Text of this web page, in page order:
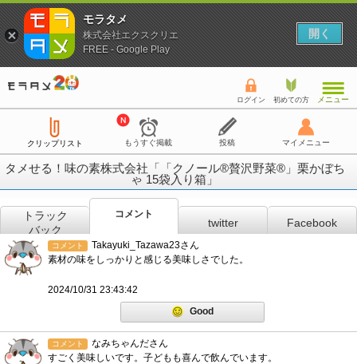
ログイン 初めての方 メニュー
クリップリスト もうすぐ掲載 投稿 マイメニュー
タメせる！味の素株式会社「「クノール®贅沢野菜®」栗かぼち
ゃ 15袋入り箱」
トラック
バック
コメント
twitter Facebook
コメント
Takayuki_Tazawa23さん
素材の味をしっかりと感じる美味しさでした。
2024/10/31 23:43:42
Good
コメント
なみちゃんださん
すごく美味しいです。子どもも喜んで飲んでいます。
モラタメ
株式会社エクスクリエ
FREE - Google Play
開く